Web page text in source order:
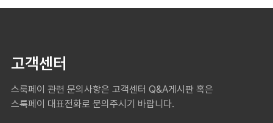
고객센터
스룩페이 관련 문의사항은 고객센터 Q&A게시판 혹은
스룩페이 대표전화로 문의주시기 바랍니다.